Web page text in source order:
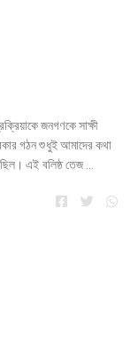
জনগণকে সাক্ষী
গঠন শুধুই আমাদের কথা
এই বলিষ্ঠ তেজ …